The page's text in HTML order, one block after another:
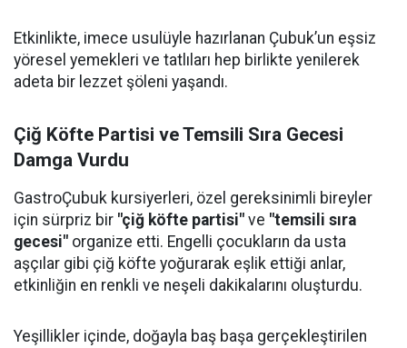
Etkinlikte, imece usulüyle hazırlanan Çubuk’un eşsiz
yöresel yemekleri ve tatlıları hep birlikte yenilerek
adeta bir lezzet şöleni yaşandı.
Çiğ Köfte Partisi ve Temsili Sıra Gecesi
Damga Vurdu
GastroÇubuk kursiyerleri, özel gereksinimli bireyler
için sürpriz bir "çiğ köfte partisi" ve "temsili sıra
gecesi" organize etti. Engelli çocukların da usta
aşçılar gibi çiğ köfte yoğurarak eşlik ettiği anlar,
etkinliğin en renkli ve neşeli dakikalarını oluşturdu.
Yeşillikler içinde, doğayla baş başa gerçekleştirilen